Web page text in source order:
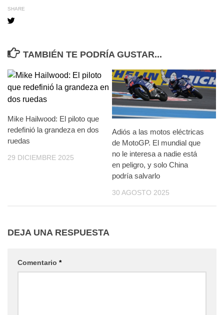
SHARE
TAMBIÉN TE PODRÍA GUSTAR...
Mike Hailwood: El piloto que
redefinió la grandeza en dos
ruedas
29 DICIEMBRE 2025
Adiós a las motos eléctricas
de MotoGP. El mundial que
no le interesa a nadie está
en peligro, y solo China
podría salvarlo
30 AGOSTO 2025
DEJA UNA RESPUESTA
Comentario *